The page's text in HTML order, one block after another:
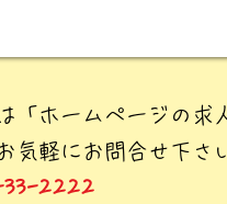
「ホームページの求
気軽にお問合せ下さ
33-2222